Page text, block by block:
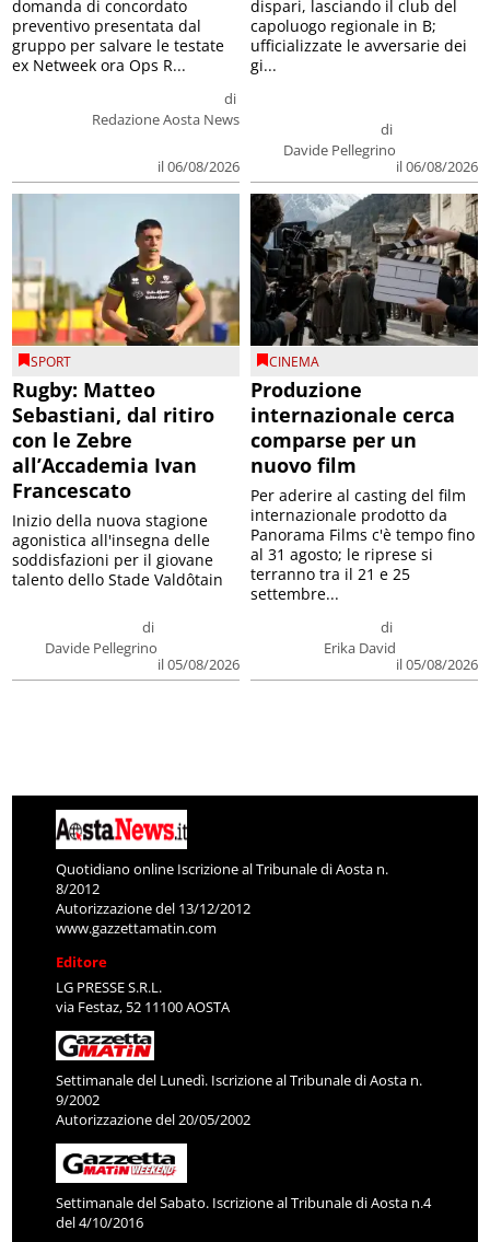
di
Redazione Aosta News
il 06/08/2026
domanda di concordato
preventivo presentata dal
gruppo per salvare le testate
ex Netweek ora Ops R...
di
Davide Pellegrino
il 06/08/2026
dispari, lasciando il club del
capoluogo regionale in B;
ufficializzate le avversarie dei
gi...
SPORT
Rugby: Matteo
Sebastiani, dal ritiro
con le Zebre
all’Accademia Ivan
Francescato
di
Davide Pellegrino
il 05/08/2026
Inizio della nuova stagione
agonistica all'insegna delle
soddisfazioni per il giovane
talento dello Stade Valdôtain
CINEMA
Produzione
internazionale cerca
comparse per un
nuovo film
di
Erika David
il 05/08/2026
Per aderire al casting del film
internazionale prodotto da
Panorama Films c'è tempo fino
al 31 agosto; le riprese si
terranno tra il 21 e 25
settembre...
Quotidiano online Iscrizione al Tribunale di Aosta n.
8/2012
Autorizzazione del 13/12/2012
www.gazzettamatin.com
Editore
LG PRESSE S.R.L.
via Festaz, 52 11100 AOSTA
Settimanale del Lunedì. Iscrizione al Tribunale di Aosta n.
9/2002
Autorizzazione del 20/05/2002
Settimanale del Sabato. Iscrizione al Tribunale di Aosta n.4
del 4/10/2016